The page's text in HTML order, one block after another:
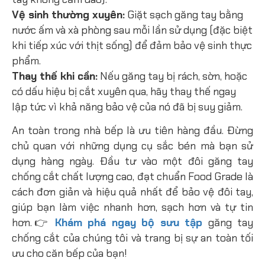
Vệ sinh thường xuyên: Giặt sạch găng tay bằng
nước ấm và xà phòng sau mỗi lần sử dụng (đặc biệt
khi tiếp xúc với thịt sống) để đảm bảo vệ sinh thực
phẩm.
Thay thế khi cần: Nếu găng tay bị rách, sờn, hoặc
có dấu hiệu bị cắt xuyên qua, hãy thay thế ngay
lập tức vì khả năng bảo vệ của nó đã bị suy giảm.
An toàn trong nhà bếp là ưu tiên hàng đầu. Đừng
chủ quan với những dụng cụ sắc bén mà bạn sử
dụng hàng ngày. Đầu tư vào một đôi găng tay
chống cắt chất lượng cao, đạt chuẩn Food Grade là
cách đơn giản và hiệu quả nhất để bảo vệ đôi tay,
giúp bạn làm việc nhanh hơn, sạch hơn và tự tin
hơn. 👉 Khám phá ngay bộ sưu tập găng tay
chống cắt của chúng tôi và trang bị sự an toàn tối
ưu cho căn bếp của bạn!